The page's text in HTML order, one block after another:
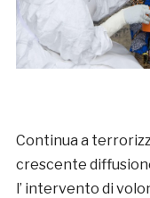
Continua a
crescente
l’ intervento di